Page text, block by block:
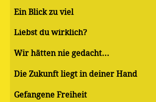
Ein Blick zu viel
Liebst du wirklich?
Wir hätten nie gedacht...
Die Zukunft liegt in deiner Hand
Gefangene Freiheit